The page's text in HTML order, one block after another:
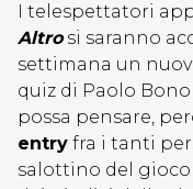
I telespettatori
Altrosi saranno
settimana un
quiz di Paolo
possa pensare,
entry fra i tanti
salottino del gioco